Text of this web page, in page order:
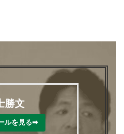
勝文
ルを見る➡